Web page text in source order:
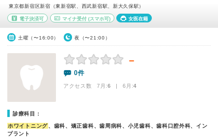
東京都新宿区新宿（東新宿駅、西武新宿駅、新大久保駅）
電子決済可 マイナ受付(スマホ可) 女医在籍
土曜（〜16:00） 夜（〜21:00）
－
0件
アクセス数 7月:6 | 6月:4
診療科目：
ホワイトニング、歯科、矯正歯科、歯周病科、小児歯科、歯科口腔外科、イン
プラント